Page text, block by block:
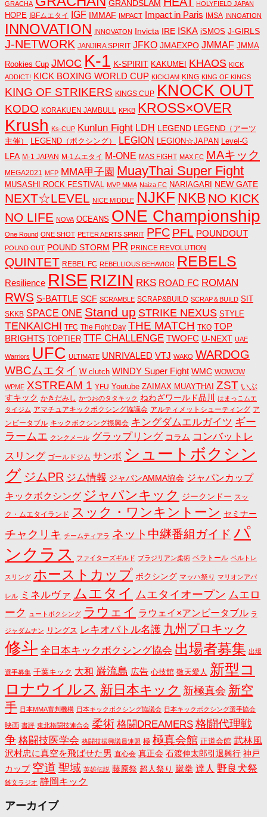
GRACHA GRANDSLAM HOLYFIELD JAPAN
HOPE IBFムエタイ IGF IMMAF IMPACT Impact in Paris IMSA INNOATION
INNOVATION INNOVATON Invicta IRE ISKA iSMOS J-GIRLS
J-NETWORK JANJIRA SPIRIT JFKO JMAEXPO JMMAF JMMA
Rookies Cup JMOC K-1 K-SPIRIT KAKUMEI KHAOS KICK
ADDICT! KICK BOXING WORLD CUP KICKJAM KING KING OF KINGS
KING OF STRIKERS KINGS CUP KNOCK OUT
KODO KORAKUEN JAMBULL KPKB KROSS×OVER
Krush Ks-CUP Kunlun Fight LDH LEGEND
LEGEND（アーツ
主催）
LEGEND（ボクシング） LEGION LEGION☆JAPAN Level-G
LFA M-1 JAPAN M-1ムエタイ M-ONE MAS FIGHT MAX FC MAキック
MEGA2021 MFP MMA甲子園 MuayThai Super Fight
MUSASHI ROCK FESTIVAL MVP MMA Naiza FC NARIAGARI NEW GATE
NEXT☆LEVEL NICE MIDDLE NJKF NKB NO KICK
NO LIFE NOVA OCEANS ONE Championship
One Round ONE SHOT PETER AERTS SPIRIT PFC PFL POUNDOUT
POUND OUT POUND STORM PR PRINCE REVOLUTION
QUINTET REBEL FC REBELLIOUS BEHAVIOR REBELS
Resilience RISE RIZIN RKS ROAD FC ROMAN
RWS S-BATTLE SCF SCRAMBLE SCRAP&BUILD SCRAP＆BUILD SIT
SKKB SPACE ONE Stand up STRIKE NEXUS STYLE
TENKAICHI TFC The Fight Day THE MATCH TKO TOP
BRIGHTS TOPTIER TTF CHALLENGE TWOFC U-NEXT UAE
Warriors UFC ULTIMATE UNRIVALED VTJ WAKO WARDOG
WBCムエタイ W clutch WINDY Super Fight WMC WOWOW
WPMF XSTREAM 1 YFU Youtube ZAIMAX MUAYTHAI ZST いぶ
すキック かきだみし かつおのタタキック ねわざワールド品川
はまっこムエ
タイジム アマチュアキックボクシング協議会 アルティメットシューティング ア
ンビータブル キックボクシング振興会 キングダムエルガイツ ギー
ラームエ クンクメール グラップリング コラム コンバットレ
スリング ゴールドジム サンボ シュートボクシン
グ ジムPR ジム情報 ジャパンAMMA協会 ジャパンカップ
キックボクシング ジャパンキック ジークンドー スッ
ク・ムエタイランド スック・ワンキントーン セミナー
チャクリキ チームティアラ ネット中継番組ガイド パ
ンクラス
ファイターズギルド ブラジリアン柔術 ベラトール ベルトレ
スリング ホーストカップ ボクシング マッハ祭り マリオンアパ
レル ミネルヴァ ムエタイ ムエタイオープン ムエロ
ーク
ュートボクシング ラウェイ ラウェイ×アンビータブル ラ
ジャダムナン リングス レキオバトル名護 九州プロキック
修斗 全日本キックボクシング協会 出場者募集 出場
選手募集 千葉キック 大和 巌流島 広告 心技館 敬天愛人 新型コ
ロナウイルス 新日本キック 新極真会 新空
手 日本MMA審判機構 日本キックボクシング協議会 日本キックボクシング選手協会
映画 書評 東北格闘技連合会 柔術 格闘DREAMERS 格闘代理戦
争 格闘技医学会 格闘技振興議員連盟 極 極真会館 正道会館 武林風
沢村忠に真空を飛ばせた男 直心会 真正会 石渡伸太郎引退興行 神戸
カップ 空道 聖域 英雄伝説 藤原祭 超人祭り 蹴拳 達人 野良犬祭
雑文ラジオ 静岡キック
アーカイブ